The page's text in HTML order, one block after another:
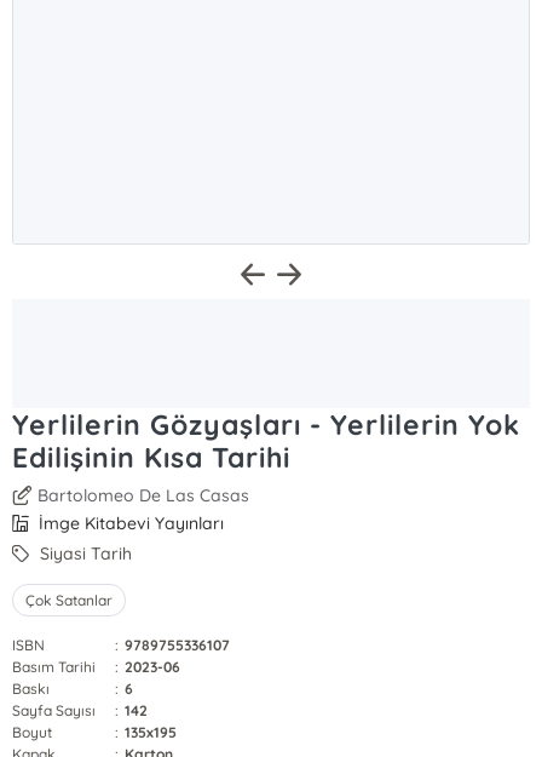
Yerlilerin Gözyaşları - Yerlilerin Yok
Edilişinin Kısa Tarihi
Bartolomeo De Las Casas
İmge Kitabevi Yayınları
Siyasi Tarih
Çok Satanlar
ISBN : 9789755336107
Basım Tarihi
: 2023-06
Baskı
: 6
Sayfa Sayısı
: 142
Boyut
: 135x195